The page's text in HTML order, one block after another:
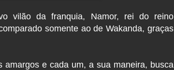
vilão da franquia, Namor, rei do reino
somente ao de Wakanda, graças
e cada um, a sua maneira, busca